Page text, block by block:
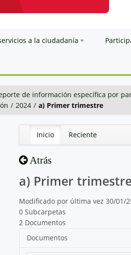
a la ciudadanía
de información específica por
/ 2024 / a) Primer trimestre
Inicio Reciente
Atrás
a) Primer
Modificado por última vez 30/01/
0 Subcarpetas
2 Documentos
Documentos